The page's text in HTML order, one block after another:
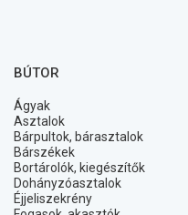
BÚTOR
Ágyak
Asztalok
Bárpultok, bárasztalok
Bárszékek
Bortárolók, kiegészítők
Dohányzóasztalok
Éjjeliszekrény